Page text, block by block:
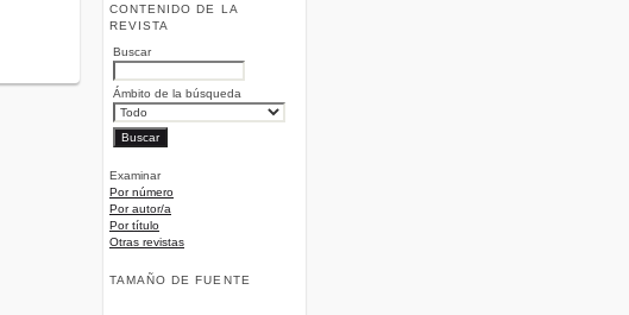
CONTENIDO DE LA
REVISTA
Buscar
Ámbito de la búsqueda
Examinar
Por número
Por autor/a
Por título
Otras revistas
TAMAÑO DE FUENTE